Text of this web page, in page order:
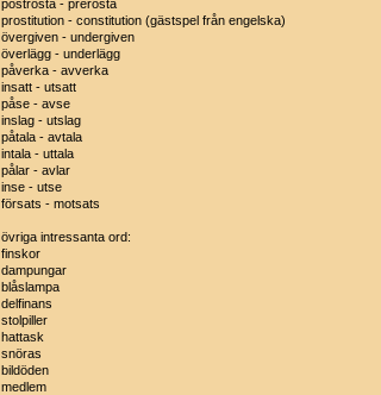
poströsta - prerösta
prostitution - constitution (gästspel från engelska)
övergiven - undergiven
överlägg - underlägg
påverka - avverka
insatt - utsatt
påse - avse
inslag - utslag
påtala - avtala
intala - uttala
pålar - avlar
inse - utse
försats - motsats
övriga intressanta ord:
finskor
dampungar
blåslampa
delfinans
stolpiller
hattask
snöras
bildöden
medlem